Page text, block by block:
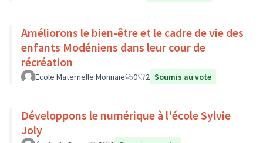
Améliorons le bien-être et le cadre de vie des
enfants Modéniens dans leur cour de
récréation
Ecole Maternelle Monnaie 0 2 Soumis au vote
Développons le numérique à l'école Sylvie
Joly